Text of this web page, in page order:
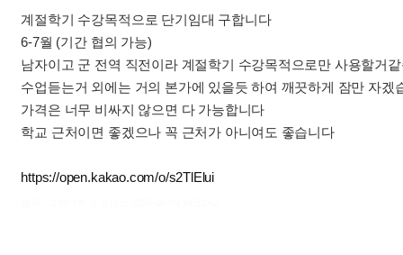
계절학기 수강목적으로 단기임대 구합니다
6-7월 (기간 협의 가능)
남자이고 군 전역 직전이라 계절학기 수강목적으로만 사용할거
수업듣는거 외에는 거의 본가에 있을듯 하여 깨끗하게 잠만 자겠
가격은 너무 비싸지 않으면 다 가능합니다
학교 근처이면 좋겠으나 꼭 근처가 아니여도 좋습니다
https://open.kakao.com/o/s2TlElui